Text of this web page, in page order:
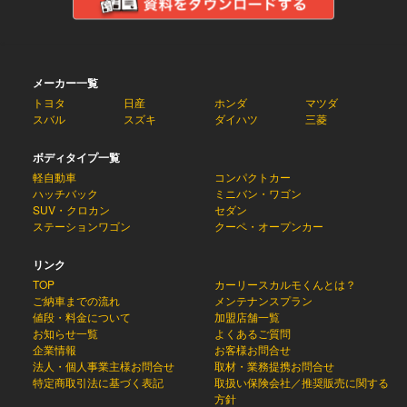
メーカー一覧
トヨタ 日産 ホンダ
マツダ
スバル
スズキ ダイハツ 三菱
ボディタイプ一覧
軽自動車
コンパクトカー
ハッチバック
ミニバン・ワゴン
SUV・クロカン
セダン
ステーションワゴン
クーペ・オープンカー
リンク
TOP
カーリースカルモくんとは？
ご納車までの流れ
メンテナンスプラン
値段・料金について
加盟店舗一覧
お知らせ一覧
よくあるご質問
企業情報
お客様お問合せ
法人・個人事業主様お問合せ
取材・業務提携お問合せ
特定商取引法に基づく表記
取扱い保険会社／推奨販売に関する
方針